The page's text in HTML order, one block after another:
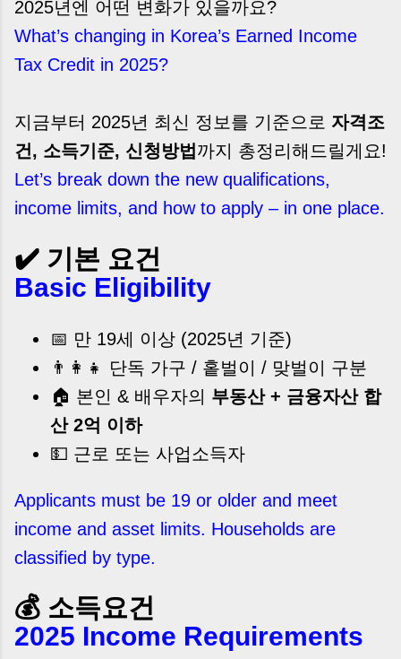
2025년엔 어떤 변화가 있을까요?
What’s changing in Korea’s Earned Income
Tax Credit in 2025?
지금부터 2025년 최신 정보를 기준으로 자격조
건, 소득기준, 신청방법 까지 총정리해드릴게요!
Let’s break down the new qualifications,
income limits, and how to apply – in one place.
✔️ 기본 요건
Basic Eligibility
📅 만 19세 이상 (2025년 기준)
👨‍👩‍👧 단독 가구 / 홑벌이 / 맞벌이 구분
🏠 본인 & 배우자의 부동산 + 금융자산 합
산 2억 이하
💵 근로 또는 사업소득자
Applicants must be 19 or older and meet
income and asset limits. Households are
classified by type.
💰 소득요건
2025 Income Requirements